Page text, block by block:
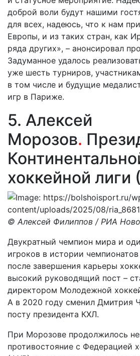
доброй воли будут нашими
для всех, надеюсь, что к нам
Европы, и из таких стран, как
ряда других», – анонсировал
Задуманное удалось
уже шесть турниров,
в том числе и будущие
игр в Париже.
5. Алексей
Морозов.
хоккейной лиги
© Алексей Филиппов / РИА
Двукратный чемпион мира и
игроков в истории
после завершения карьеры
высокий руководящий пост –
директором Молодежной
А в 2020 году сменил Дмит­рия
посту президента КХЛ.
При Морозове продолжилось
противостояние с Федерацией